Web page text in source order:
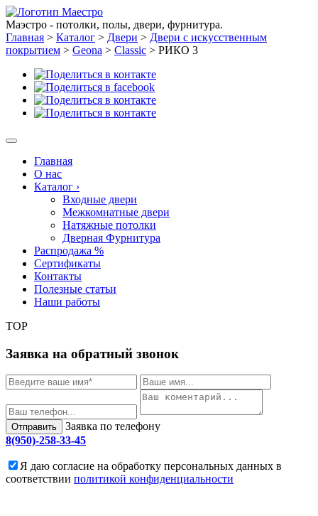
Маэстро - потолки, полы, двери, фурнитура.
Главная > Каталог > Двери > Двери с искусственным
покрытием > Geona > Classic > РИКО 3
Главная
О нас
Каталог ›
Входные двери
Межкомнатные двери
Натяжные потолки
Дверная Фурнитура
Распродажа %
Сертификаты
Контакты
Полезные статьи
Наши работы
TOP
Заявка на обратный звонок
Отправить
Заявка по телефону
8(950)-258-33-45
Я даю согласие на обработку персональных данных в
соответствии политикой конфиденциальности